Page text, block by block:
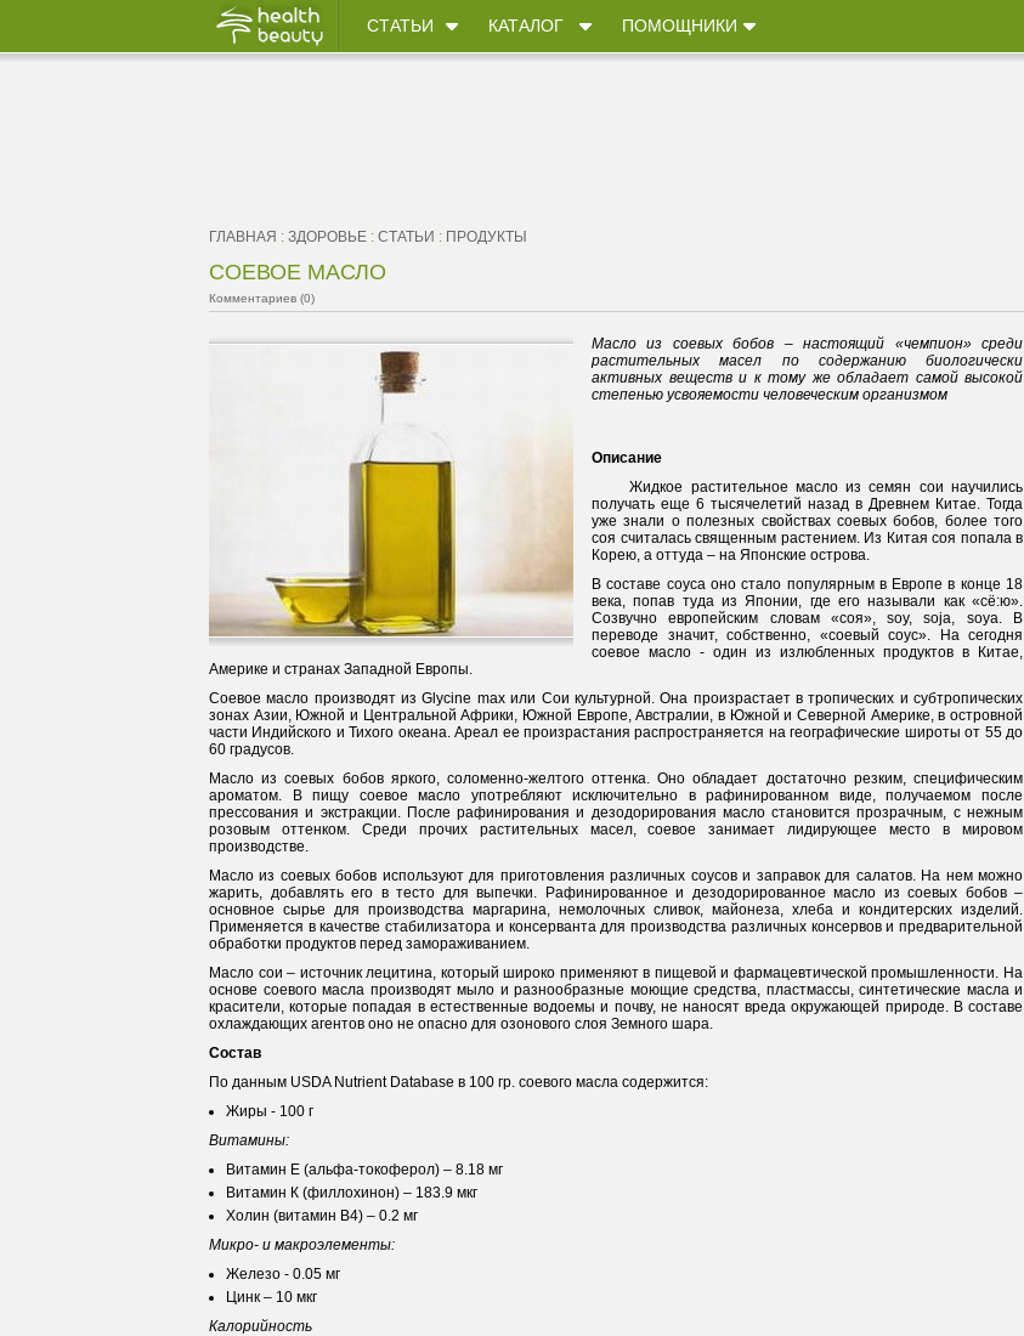
СТАТЬИ КАТАЛОГ ПОМОЩНИКИ
ГЛАВНАЯ : ЗДОРОВЬЕ : СТАТЬИ : ПРОДУКТЫ
СОЕВОЕ МАСЛО
Комментариев (0)
Масло из соевых бобов – настоящий «чемпион» среди
растительных масел по содержанию биологически
активных веществ и к тому же обладает самой высокой
степенью усвояемости человеческим организмом
Описание
Жидкое растительное масло из семян сои научились
получать еще 6 тысячелетий назад в Древнем Китае. Тогда
уже знали о полезных свойствах соевых бобов, более того
соя считалась священным растением. Из Китая соя попала в
Корею, а оттуда – на Японские острова.
В составе соуса оно стало популярным в Европе в конце 18
века, попав туда из Японии, где его называли как «сё:ю».
Созвучно европейским словам «соя», soy, soja, soya. В
переводе значит, собственно, «соевый соус». На сегодня
соевое масло - один из излюбленных продуктов в Китае,
Америке и странах Западной Европы.
Соевое масло производят из Glycine max или Сои культурной. Она произрастает в тропических и субтропических
зонах Азии, Южной и Центральной Африки, Южной Европе, Австралии, в Южной и Северной Америке, в островной
части Индийского и Тихого океана. Ареал ее произрастания распространяется на географические широты от 55 до
60 градусов.
Масло из соевых бобов яркого, соломенно-желтого оттенка. Оно обладает достаточно резким, специфическим
ароматом. В пищу соевое масло употребляют исключительно в рафинированном виде, получаемом после
прессования и экстракции. После рафинирования и дезодорирования масло становится прозрачным, с нежным
розовым оттенком. Среди прочих растительных масел, соевое занимает лидирующее место в мировом
производстве.
Масло из соевых бобов используют для приготовления различных соусов и заправок для салатов. На нем можно
жарить, добавлять его в тесто для выпечки. Рафинированное и дезодорированное масло из соевых бобов –
основное сырье для производства маргарина, немолочных сливок, майонеза, хлеба и кондитерских изделий.
Применяется в качестве стабилизатора и консерванта для производства различных консервов и предварительной
обработки продуктов перед замораживанием.
Масло сои – источник лецитина, который широко применяют в пищевой и фармацевтической промышленности. На
основе соевого масла производят мыло и разнообразные моющие средства, пластмассы, синтетические масла и
красители, которые попадая в естественные водоемы и почву, не наносят вреда окружающей природе. В составе
охлаждающих агентов оно не опасно для озонового слоя Земного шара.
Состав
По данным USDA Nutrient Database в 100 гр. соевого масла содержится:
Жиры - 100 г
Витамины:
Витамин Е (альфа-токоферол) – 8.18 мг
Витамин К (филлохинон) – 183.9 мкг
Холин (витамин В4) – 0.2 мг
Микро- и макроэлементы:
Железо - 0.05 мг
Цинк – 10 мкг
Калорийность